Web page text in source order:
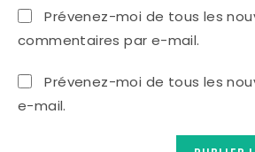
comment
votre
site
(facultatif)
Prévenez-moi de tous les
commentaires par e-mail.
Prévenez-moi de tous les
e-mail.